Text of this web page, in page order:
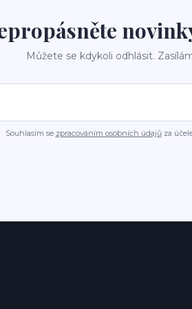
Můžete se kdykoli odhlásit.
Souhlasím se zpracováním osobních údajůza